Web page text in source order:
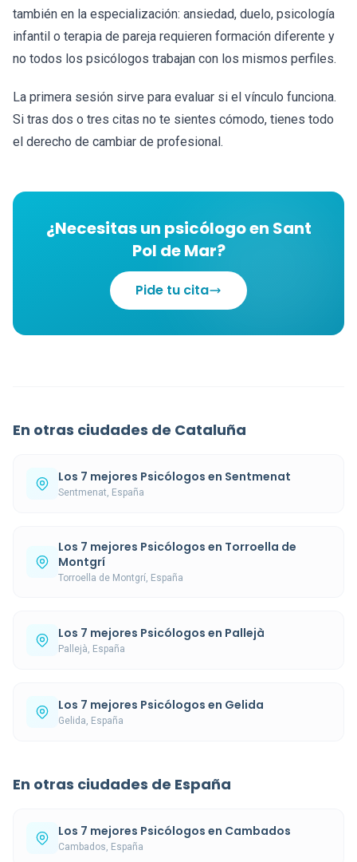
también en la especialización: ansiedad, duelo, psicología
infantil o terapia de pareja requieren formación diferente y
no todos los psicólogos trabajan con los mismos perfiles.
La primera sesión sirve para evaluar si el vínculo funciona.
Si tras dos o tres citas no te sientes cómodo, tienes todo
el derecho de cambiar de profesional.
¿Necesitas un psicólogo en Sant
Pol de Mar?
Pide tu cita
En otras ciudades de Cataluña
Los 7 mejores Psicólogos en Sentmenat
Sentmenat, España
Los 7 mejores Psicólogos en Torroella de
Montgrí
Torroella de Montgrí, España
Los 7 mejores Psicólogos en Pallejà
Pallejà, España
Los 7 mejores Psicólogos en Gelida
Gelida, España
En otras ciudades de España
Los 7 mejores Psicólogos en Cambados
Cambados, España